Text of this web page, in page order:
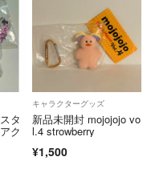
タ
ク
キャラクターグッズ
新品未開封 mojojojo vo
l.4 strowberry
¥1,500